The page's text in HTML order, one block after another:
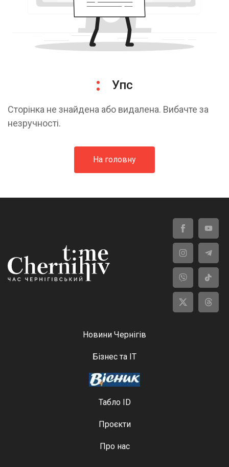
Упс
Сторінка не знайдена або видалена. Вибачте за
незручності.
На головну
Новини Чернігів
Бізнес та ІТ
Табло ID
Проєкти
Про нас